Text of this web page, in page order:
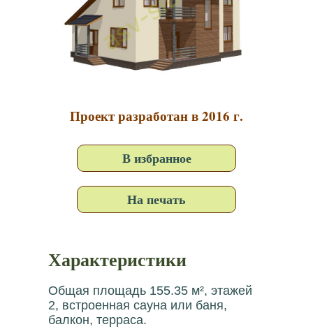
Проект разработан в 2016 г.
В избранное
На печать
Характеристики
Общая площадь 155.35 м², этажей
2, встроенная сауна или баня,
балкон, терраса.